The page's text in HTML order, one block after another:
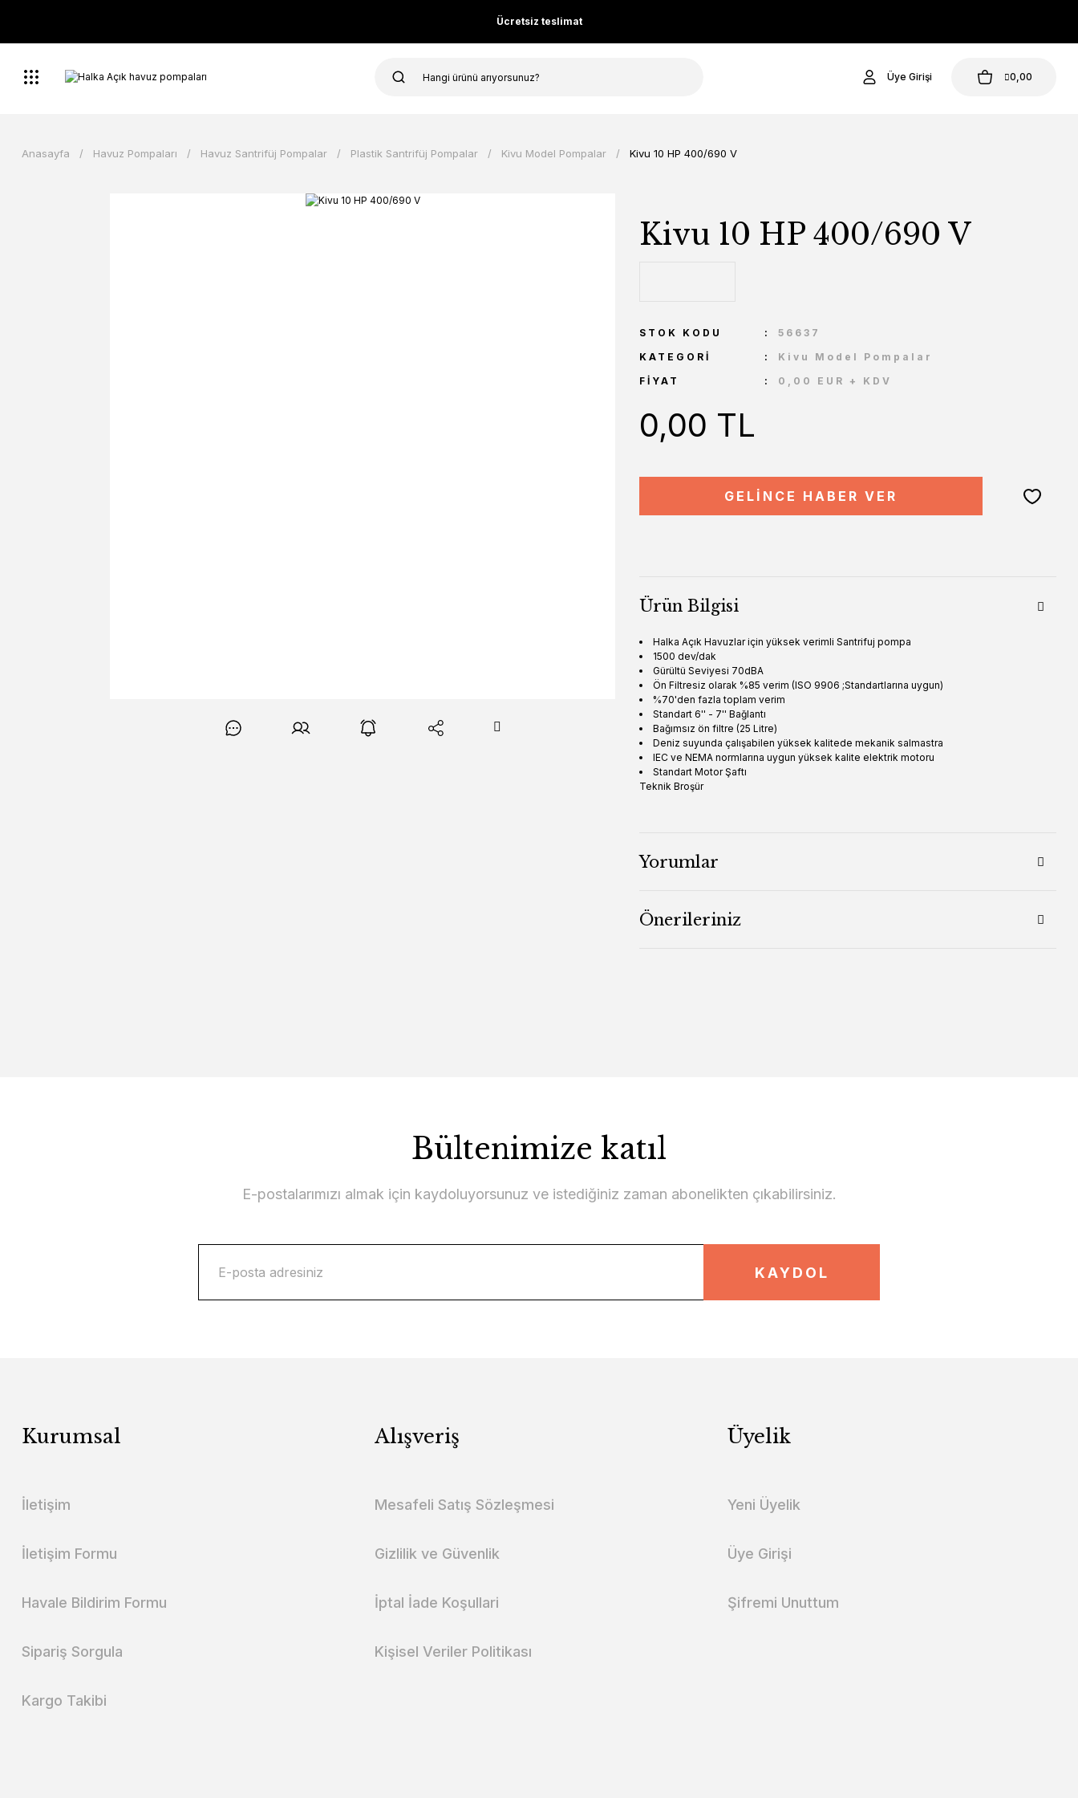
Ücretsiz teslimat
Üye Girişi 0,00
Anasayfa Havuz Pompaları Havuz Santrifüj Pompalar Plastik Santrifüj Pompalar Kivu Model Pompalar Kivu 10 HP 400/690 V
Kivu 10 HP 400/690 V
STOK KODU
56637
KATEGORI
Kivu Model Pompalar
FIYAT
0,00 EUR + KDV
0,00 TL
GELİNCE HABER VER
Ürün Bilgisi
Halka Açık Havuzlar için yüksek verimli Santrifuj pompa
1500 dev/dak
Gürültü Seviyesi 70dBA
Ön Filtresiz olarak %85 verim (ISO 9906 ;Standartlarına uygun)
%70'den fazla toplam verim
Standart 6'' - 7'' Bağlantı
Bağımsız ön filtre (25 Litre)
Deniz suyunda çalışabilen yüksek kalitede mekanik salmastra
IEC ve NEMA normlarına uygun yüksek kalite elektrik motoru
Standart Motor Şaftı
Teknik Broşür
Yorumlar
Önerileriniz
Bültenimize katıl
E-postalarımızı almak için kaydoluyorsunuz ve istediğiniz zaman abonelikten çıkabilirsiniz.
KAYDOL
Kurumsal
İletişim
İletişim Formu
Havale Bildirim Formu
Sipariş Sorgula
Kargo Takibi
Alışveriş
Mesafeli Satış Sözleşmesi
Gizlilik ve Güvenlik
İptal İade Koşullari
Kişisel Veriler Politikası
Üyelik
Yeni Üyelik
Üye Girişi
Şifremi Unuttum